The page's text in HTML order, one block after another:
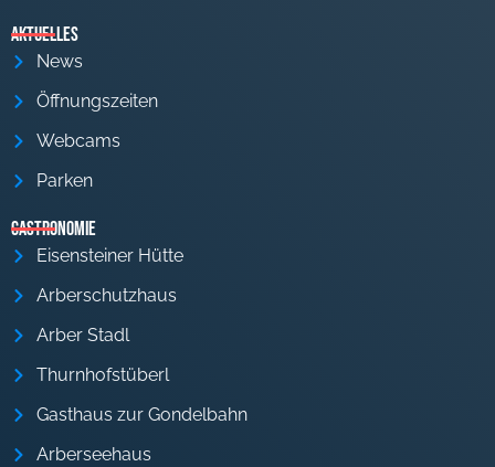
Aktuelles
News
Öffnungszeiten
Webcams
Parken
Gastronomie
Eisensteiner Hütte
Arberschutzhaus
Arber Stadl
Thurnhofstüberl
Gasthaus zur Gondelbahn
Arberseehaus